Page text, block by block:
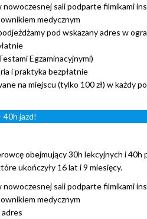
nowoczesnej sali podparte filmikami
medycznym
pod wskazany adres w
Egzaminacyjnymi)
i praktyka bezpłatnie
na miejscu (tylko 100 zł) w każdy
40h jazd!
obejmujący 30h lekcyjnych i 40h
ukończyły 16 lat i 9 miesięcy.
nowoczesnej sali podparte filmikami
medycznym